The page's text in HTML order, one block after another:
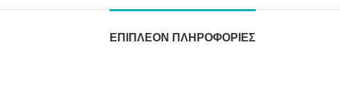
ΕΠΙΠΛΈΟΝ ΠΛΗΡΟΦΟΡΊΕΣ